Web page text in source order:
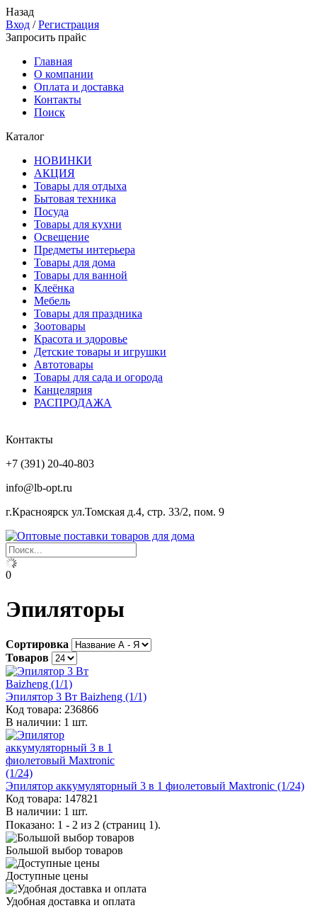
Назад
Вход /Регистрация
Запросить прайс
Главная
О компании
Оплата и доставка
Контакты
Поиск
Каталог
НОВИНКИ
АКЦИЯ
Товары для отдыха
Бытовая техника
Посуда
Товары для кухни
Освещение
Предметы интерьера
Товары для дома
Товары для ванной
Клеёнка
Мебель
Товары для праздника
Зоотовары
Красота и здоровье
Детские товары и игрушки
Автотовары
Товары для сада и огорода
Канцелярия
РАСПРОДАЖА
Контакты
+7 (391) 20-40-803
info@lb-opt.ru
г.Красноярск ул.Томская д.4, стр. 33/2, пом. 9
0
Эпиляторы
Сортировка
Товаров
Эпилятор 3 Вт Baizheng (1/1)
Код товара: 236866
В наличии: 1 шт.
Эпилятор аккумуляторный 3 в 1 фиолетовый Maxtronic (1/24)
Код товара: 147821
В наличии: 1 шт.
Показано: 1 - 2 из 2 (страниц 1).
Большой выбор товаров
Доступные цены
Удобная доставка и оплата